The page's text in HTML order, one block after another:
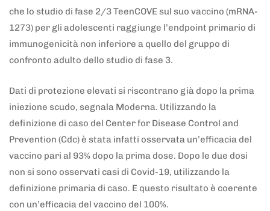
che lo studio di fase 2/3 TeenCOVE sul suo vaccino (mRNA-
1273) per gli adolescenti raggiunge l’endpoint primario di
immunogenicità non inferiore a quello del gruppo di
confronto adulto dello studio di fase 3.
Dati di protezione elevati si riscontrano già dopo la prima
iniezione scudo, segnala Moderna. Utilizzando la
definizione di caso del Center for Disease Control and
Prevention (Cdc) è stata infatti osservata un’efficacia del
vaccino pari al 93% dopo la prima dose. Dopo le due dosi
non si sono osservati casi di Covid-19, utilizzando la
definizione primaria di caso. E questo risultato è coerente
con un’efficacia del vaccino del 100%.